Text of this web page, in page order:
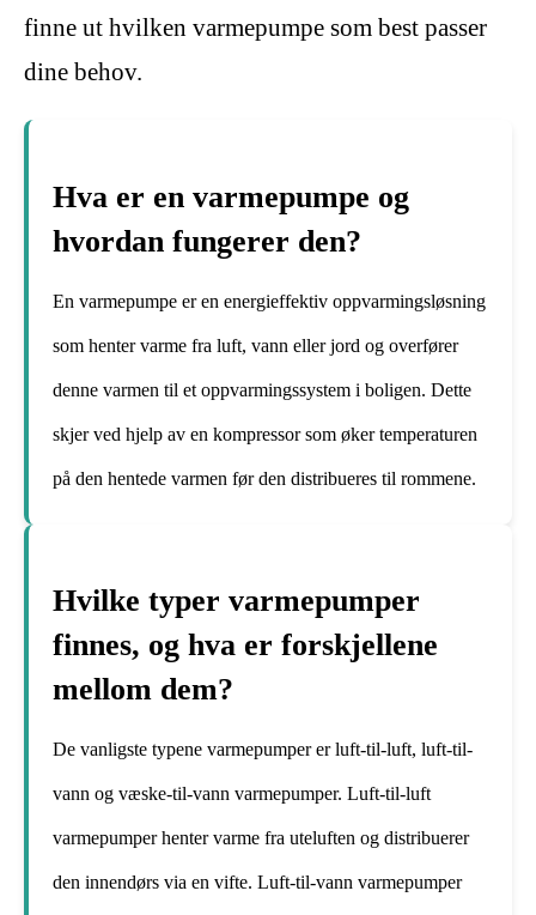
finne ut hvilken varmepumpe som best passer
dine behov.
Hva er en varmepumpe og
hvordan fungerer den?
En varmepumpe er en energieffektiv oppvarmingsløsning
som henter varme fra luft, vann eller jord og overfører
denne varmen til et oppvarmingssystem i boligen. Dette
skjer ved hjelp av en kompressor som øker temperaturen
på den hentede varmen før den distribueres til rommene.
Hvilke typer varmepumper
finnes, og hva er forskjellene
mellom dem?
De vanligste typene varmepumper er luft-til-luft, luft-til-
vann og væske-til-vann varmepumper. Luft-til-luft
varmepumper henter varme fra uteluften og distribuerer
den innendørs via en vifte. Luft-til-vann varmepumper